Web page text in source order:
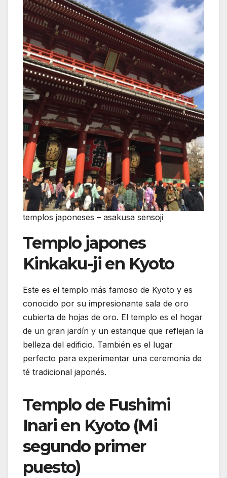
templos japoneses – asakusa sensoji
Templo japones
Kinkaku-ji en Kyoto
Este es el templo más famoso de Kyoto y es
conocido por su impresionante sala de oro
cubierta de hojas de oro. El templo es el hogar
de un gran jardín y un estanque que reflejan la
belleza del edificio. También es el lugar
perfecto para experimentar una ceremonia de
té tradicional japonés.
Templo de Fushimi
Inari en Kyoto (Mi
segundo primer
puesto)